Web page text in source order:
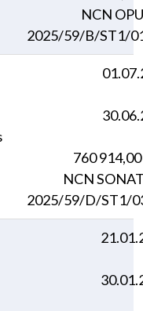
NCN
2025/59/B/ST1/
760
NCN
2025/59/D/ST1/